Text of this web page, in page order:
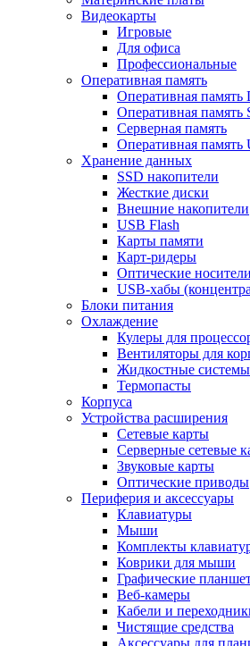
Видеокарты
Игровые
Для офиса
Профессиональные
Оперативная память
Оперативная
Оперативная
Серверная память
Оперативная
Хранение данных
SSD накопители
Жесткие диски
Внешние накопители
USB Flash
Карты памяти
Карт-ридеры
Оптические носители
USB-хабы
Блоки питания
Охлаждение
Кулеры для
Вентиляторы для
Жидкостные
Термопасты
Корпуса
Устройства расширения
Сетевые карты
Серверные сетевые
Звуковые карты
Оптические приводы
Периферия и аксессуары
Клавиатуры
Мыши
Комплекты
Коврики для мыши
Графические
Веб-камеры
Кабели и
Чистящие средства
Аксессуары для